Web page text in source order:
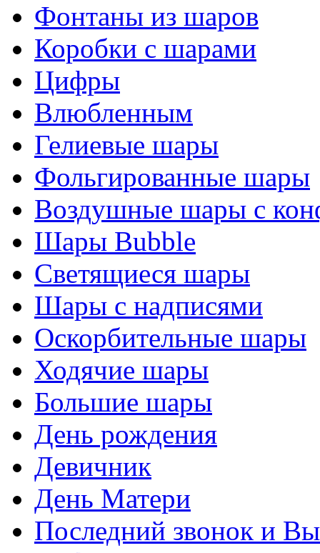
Фонтаны из шаров
Коробки с шарами
Цифры
Влюбленным
Гелиевые шары
Фольгированные шары
Воздушные шары с
Шары Bubble
Светящиеся шары
Шары с надписями
Оскорбительные шары
Ходячие шары
Большие шары
День рождения
Девичник
День Матери
Последний звонок и